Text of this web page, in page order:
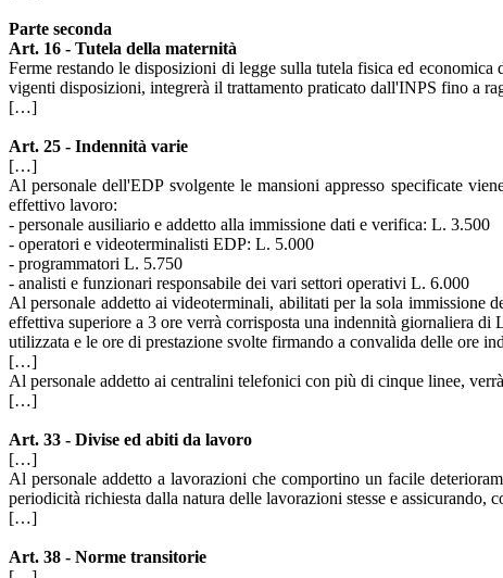
Parte seconda
Art. 16 - Tutela della maternità
Ferme restando le disposizioni di legge sulla tutela fisica ed
vigenti disposizioni, integrerà il trattamento praticato dall'INPS fino a
[…]
Art. 25 - Indennità varie
[…]
Al personale dell'EDP svolgente le mansioni appresso specificate
effettivo lavoro:
- personale ausiliario e addetto alla immissione dati e verifica: L. 3.500
- operatori e videoterminalisti EDP: L. 5.000
- programmatori L. 5.750
- analisti e funzionari responsabile dei vari settori operativi L. 6.000
Al personale addetto ai videoterminali, abilitati per la sola immissione
effettiva superiore a 3 ore verrà corrisposta una indennità giornaliera
utilizzata e le ore di prestazione svolte firmando a convalida delle ore
[…]
Al personale addetto ai centralini telefonici con più di cinque linee,
[…]
Art. 33 - Divise ed abiti da lavoro
[…]
Al personale addetto a lavorazioni che comportino un facile
periodicità richiesta dalla natura delle lavorazioni stesse e assicurando,
[…]
Art. 38 - Norme transitorie